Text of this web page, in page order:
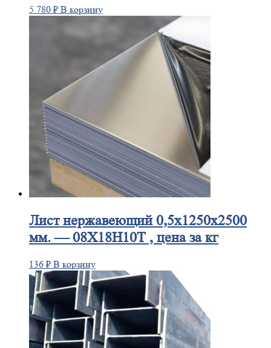
5 780 ₽ В корзину
Листнержавеющий 0,5x1250x2500
мм. — 08Х18Н10Т , цена за кг
136 ₽ В корзину